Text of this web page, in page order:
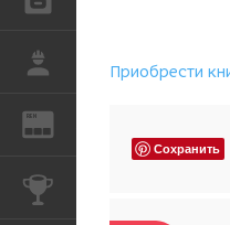
REN
Приобрести
Сохранить